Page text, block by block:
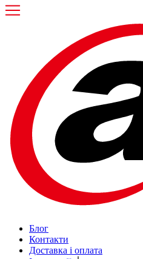
Блог
Контакти
Доставка і оплата